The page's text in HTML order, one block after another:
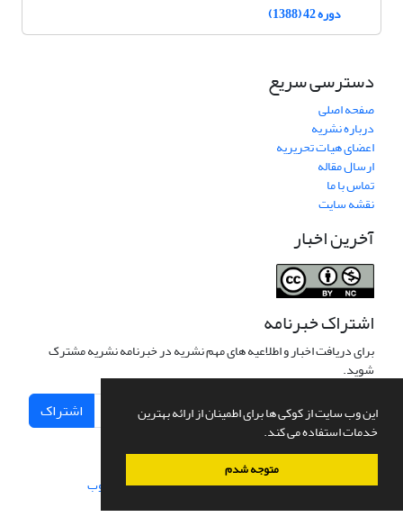
این وب سایت از کوکی ها برای اطمینان از ارائه بهترین
خدمات استفاده می کند.
متوجه شدم
دوره 42 (1388)
دسترسی سریع
صفحه اصلی
درباره نشریه
اعضای هیات تحریریه
ارسال مقاله
تماس با ما
نقشه سایت
آخرین اخبار
اشتراک خبرنامه
برای دریافت اخبار و اطلاعیه های مهم نشریه در خبرنامه نشریه مشترک
شوید.
اشتراک
سامانه مدیریت نشریات علمی.طراحی و پیاده سازی از سیناوب